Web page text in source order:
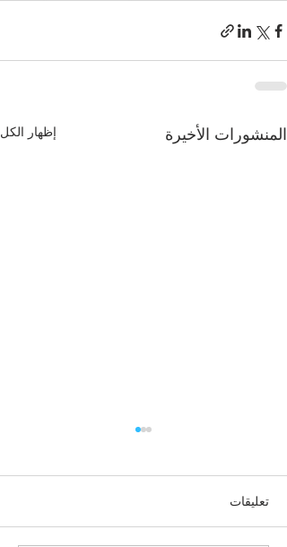
المنشورات الأخيرة إظهار الكل
تعليقات